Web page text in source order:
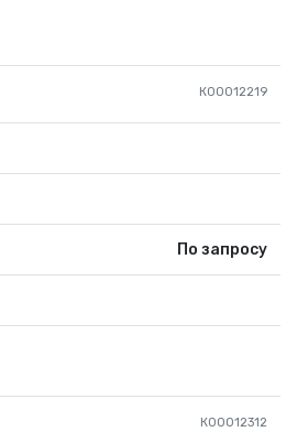
К00012219
По запросу
К00012312